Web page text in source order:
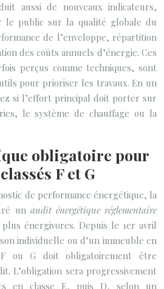
aussi de nouveaux indicateurs,
le public sur la qualité globale du
de l’enveloppe, répartition
des coûts annuels d’énergie. Ces
perçus comme techniques, sont
pour prioriser les travaux. En un
si l’effort principal doit porter sur
le système de chauffage ou la
obligatoire pour
F et G
de performance énergétique, la
un audit énergétique réglementaire
énergivores. Depuis le 1er avril
individuelle ou d’un immeuble en
F ou G doit obligatoirement être
L’obligation sera progressivement
en classe E, puis D, selon un